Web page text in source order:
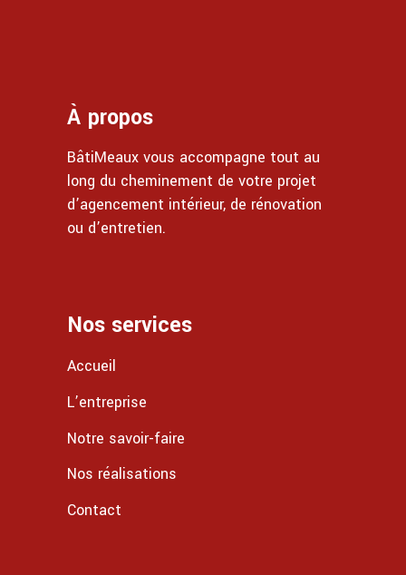
À propos
BâtiMeaux vous accompagne tout au
long du cheminement de votre projet
d’agencement intérieur, de rénovation
ou d’entretien.
Nos services
Accueil
L’entreprise
Notre savoir-faire
Nos réalisations
Contact